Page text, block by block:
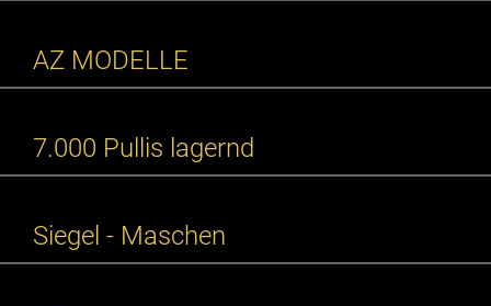
AZ MODELLE
7.000 Pullis lagernd
Siegel - Maschen